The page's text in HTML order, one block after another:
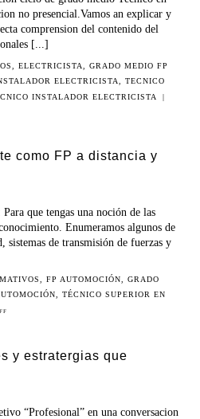
no presencial.Vamos an explicar y
comprension del contenido del
[...]
,ELECTRICISTA,GRADO MEDIO FP
ELECTRICISTA, TECNICO
INSTALADOR ELECTRICISTA
como FP a distancia y
que tengas una noción de las
Enumeramos algunos de
sistemas de transmisión de fuerzas y
,FP AUTOMOCIÓN ,GRADO
TÉCNICO SUPERIOR EN
y estratergias que
“Profesional” en una conversacion